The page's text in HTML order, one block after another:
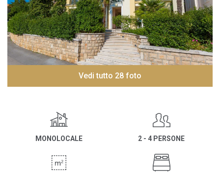
Vedi tutto 28 foto
MONOLOCALE 2 - 4 PERSONE